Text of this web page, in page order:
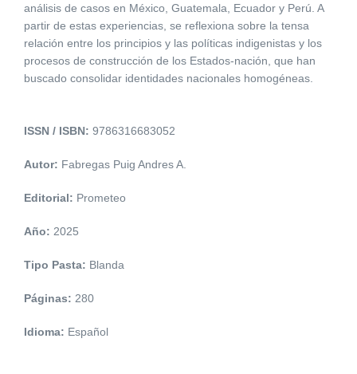
análisis de casos en México, Guatemala, Ecuador y Perú. A
partir de estas experiencias, se reflexiona sobre la tensa
relación entre los principios y las políticas indigenistas y los
procesos de construcción de los Estados-nación, que han
buscado consolidar identidades nacionales homogéneas.
ISSN / ISBN: 9786316683052
Autor: Fabregas Puig Andres A.
Editorial: Prometeo
Año: 2025
Tipo Pasta: Blanda
Páginas: 280
Idioma: Español